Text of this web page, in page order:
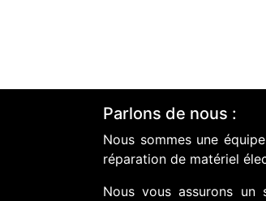
Parlons de nous :
Nous sommes une
réparation de matériel
Nous vous assurons